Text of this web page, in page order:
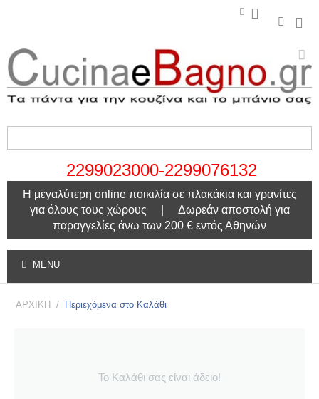
2299023000-2299076132
Η μεγαλύτερη online ποικιλία σε πλακάκια και γρανίτες
για όλους τους χώρους | Δωρεάν αποστολή για
παραγγελίες άνω των 200 € εντός Αθηνών
MENU
ΑΡΧΙΚΗ / Περιεχόμενα στο Καλάθι
Το Καλάθι σας είναι άδειο!